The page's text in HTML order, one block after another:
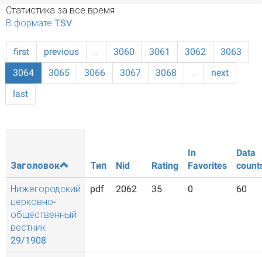
Статистика за все время
В формате TSV
first previous … 3060 3061 3062
3063
3064
3065 3066 3067 3068 …
next
last
Заголовок Тип Nid Rating
In
Favorites
Data
Нижегородский
церковно-
общественный
вестник
29/1908
pdf 2062 35 0 60